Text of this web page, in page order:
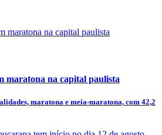
maratona na capital paulista
maratona e meia-maratona, com 42,2